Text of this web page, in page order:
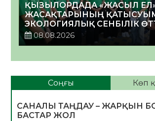
ҚЫЗЫЛОРДАДА «ЖАСЫЛ
ЖАСАҚТАРЫНЫҢ
ЭКОЛОГИЯЛЫҚ СЕНБІЛІК
08.08.2026
Соңғы Көп
САНАЛЫ ТАҢДАУ – ЖАРҚЫН
БАСТАР ЖОЛ